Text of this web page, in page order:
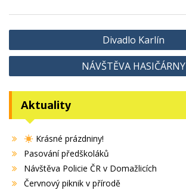
Navigace
pro
Divadlo Karlín
NÁVŠTĚVA HASIČÁRNY
Aktuality
Krásné prázdniny!
Pasování předškoláků
Návštěva Policie ČR v Domažlicích
Červnový piknik v přírodě